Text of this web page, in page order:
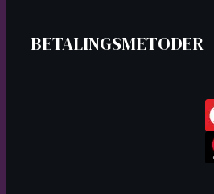
BETALINGSMETODER